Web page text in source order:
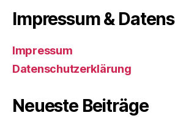
Impressum &
Impressum
Datenschutzerklärung
Neueste Beiträge